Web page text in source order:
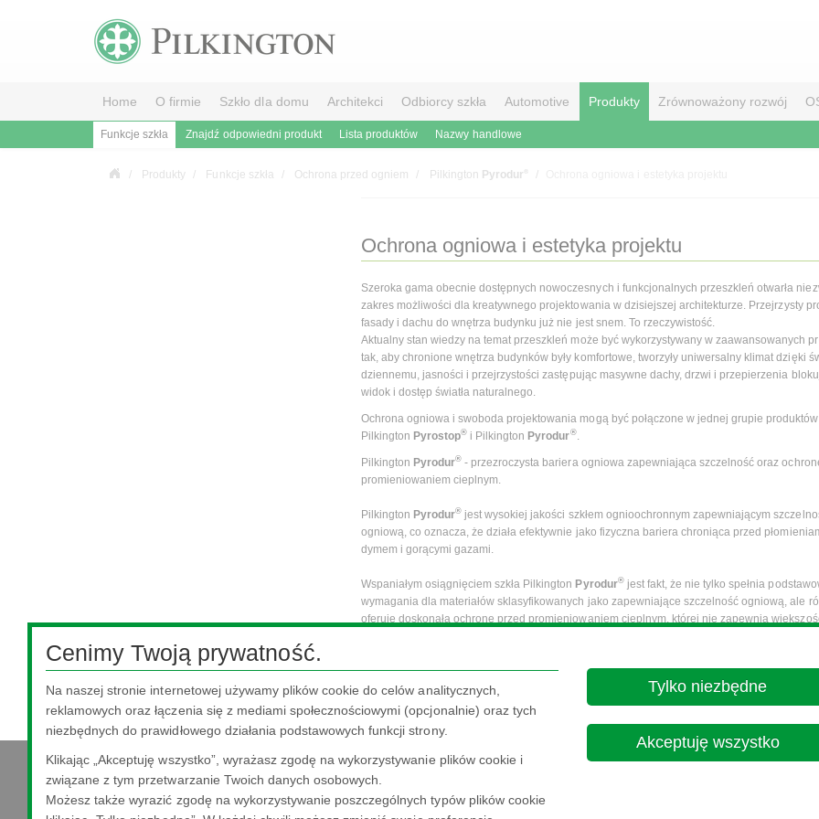
Home O firmie Szkło dla domu Architekci Odbiorcy szkła Automotive Produkty Zrównoważony rozwój
Funkcje szkła Znajdź odpowiedni produkt Lista produktów Nazwy handlowe
Produkty Funkcje szkła Ochrona przed ogniem Pilkington Pyrodur
Ochrona ogniowa i estetyka projektu
Szeroka gama obecnie dostępnych nowoczesnych i funkcjonalnych przeszkleń otwarła
zakres możliwości dla kreatywnego projektowania w dzisiejszej architekturze. Przejrzysty
fasady i dachu do wnętrza budynku już nie jest snem. To rzeczywistość.
Aktualny stan wiedzy na temat przeszkleń może być wykorzystywany w zaawansowanych
tak, aby chronione wnętrza budynków były komfortowe, tworzyły uniwersalny klimat dzięki
dziennemu, jasności i przejrzystości zastępując masywne dachy, drzwi i przepierzenia
widok i dostęp światła naturalnego.
Ochrona ogniowa i swoboda projektowania mogą być połączone w jednej grupie
Pilkington Pyrostop® i Pilkington Pyrodur®.
Pilkington Pyrodur®- przezroczysta bariera ogniowa zapewniająca szczelność oraz
promieniowaniem cieplnym.
Pilkington Pyrodur®jest wysokiej jakości szkłem ognioochronnym zapewniającym
ogniową, co oznacza, że działa efektywnie jako fizyczna bariera chroniąca przed
dymem i gorącymi gazami.
Wspaniałym osiągnięciem szkła Pilkington Pyrodur®jest fakt, że nie tylko spełnia
wymagania dla materiałów sklasyfikowanych jako zapewniające szczelność ogniową, ale
oferuje doskonałą ochronę przed promieniowaniem cieplnym, której nie zapewnia
Działanie szkła PilkingtonPyrodur bazuje na tej samej zaawansowanej technologii, która
jest w szkle PilkingtonPyrostop
również musi być mocowany w
ognioochronnych systemach ram.
Nippon Sheet Glass Co., Ltd.
Head Office - 3-5-27 Mita Minato-ku Tokyo
Cenimy Twoją prywatność.
Na naszej stronie internetowej używamy plików cookie do celów analitycznych,
reklamowych oraz łączenia się z mediami społecznościowymi (opcjonalnie) oraz tych
niezbędnych do prawidłowego działania podstawowych funkcji strony.
Klikając „Akceptuję wszystko”, wyrażasz zgodę na wykorzystywanie plików cookie i
związane z tym przetwarzanie Twoich danych osobowych.
Możesz także wyrazić zgodę na wykorzystywanie poszczególnych typów plików cookie
Tylko niezbędne
Akceptuję wszystko